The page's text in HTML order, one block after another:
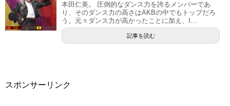
本田仁美。 圧倒的なダンス力を誇るメンバーであ
り、そのダンス力の高さはAKBの中でもトップだろ
う。元々ダンス力が高かったことに加え、I...
記事を読む
スポンサーリンク